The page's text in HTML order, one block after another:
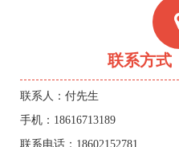
联系方式
联系人：付先生
手机：18616713189
联系电话：18602152781